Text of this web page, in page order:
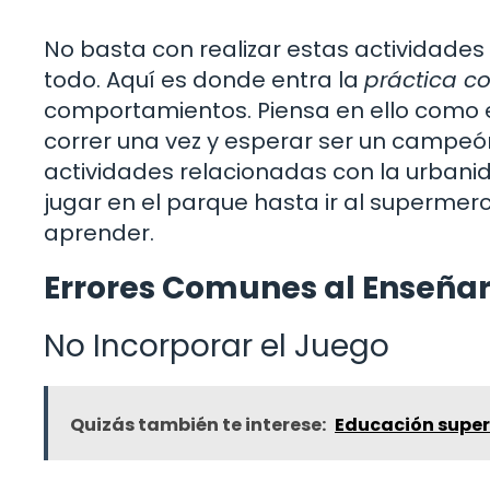
No basta con realizar estas
todo. Aquí es donde entra la práctica
comportamientos. Piensa en ello
correr una vez y esperar ser un
actividades relacionadas con la
jugar en el parque hasta ir al
aprender.
Errores Comunes al
No Incorporar el Juego
Quizás también te interese: Educación